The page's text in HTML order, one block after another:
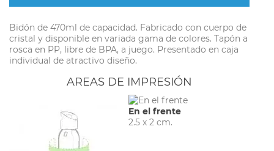
Bidón de 470ml de capacidad. Fabricado con cuerpo de
cristal y disponible en variada gama de colores. Tapón a
rosca en PP, libre de BPA, a juego. Presentado en caja
individual de atractivo diseño.
AREAS DE IMPRESIÓN
En el frente
2.5 x 2 cm.